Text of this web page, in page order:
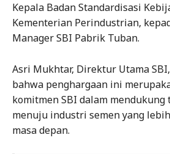
Kepala Badan Standardisasi
Kementerian Perindustrian,
Manager SBI Pabrik Tuban.
Asri Mukhtar, Direktur Utama
bahwa penghargaan ini
komitmen SBI dalam
menuju industri semen yang
masa depan.